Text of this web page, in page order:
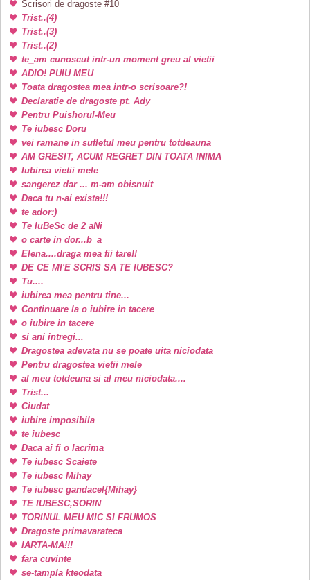
Scrisori de dragoste #10
Trist..(4)
Trist..(3)
Trist..(2)
te_am cunoscut intr-un moment greu al vietii
ADIO! PUIU MEU
Toata dragostea mea intr-o scrisoare?!
Declaratie de dragoste pt. Ady
Pentru Puishorul-Meu
Te iubesc Doru
vei ramane in sufletul meu pentru totdeauna
AM GRESIT, ACUM REGRET DIN TOATA INIMA
Iubirea vietii mele
sangerez dar ... m-am obisnuit
Daca tu n-ai exista!!!
te ador:)
Te IuBeSc de 2 aNi
o carte in dor...b_a
Elena....draga mea fii tare!!
DE CE MI'E SCRIS SA TE IUBESC?
Tu....
iubirea mea pentru tine...
Continuare la o iubire in tacere
o iubire in tacere
si ani intregi...
Dragostea adevata nu se poate uita niciodata
Pentru dragostea vietii mele
al meu totdeuna si al meu niciodata....
Trist...
Ciudat
iubire imposibila
te iubesc
Daca ai fi o lacrima
Te iubesc Scaiete
Te iubesc Mihay
Te iubesc gandacel{Mihay}
TE IUBESC,SORIN
TORINUL MEU MIC SI FRUMOS
Dragoste primavarateca
IARTA-MA!!!
fara cuvinte
se-tampla kteodata